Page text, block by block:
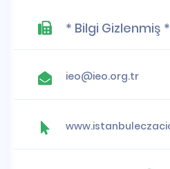
* Bilgi Gizlenmiş *
ieo@ieo.org.tr